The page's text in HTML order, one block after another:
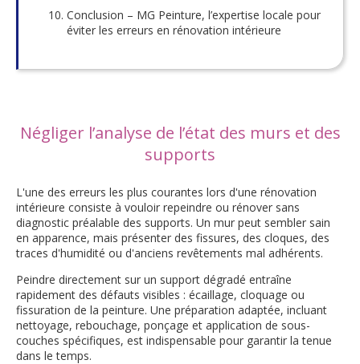
Conclusion – MG Peinture, l’expertise locale pour
éviter les erreurs en rénovation intérieure
Négliger l’analyse de l’état des murs et des
supports
L'une des erreurs les plus courantes lors d'une rénovation
intérieure consiste à vouloir repeindre ou rénover sans
diagnostic préalable des supports. Un mur peut sembler sain
en apparence, mais présenter des fissures, des cloques, des
traces d'humidité ou d'anciens revêtements mal adhérents.
Peindre directement sur un support dégradé entraîne
rapidement des défauts visibles : écaillage, cloquage ou
fissuration de la peinture. Une préparation adaptée, incluant
nettoyage, rebouchage, ponçage et application de sous-
couches spécifiques, est indispensable pour garantir la tenue
dans le temps.